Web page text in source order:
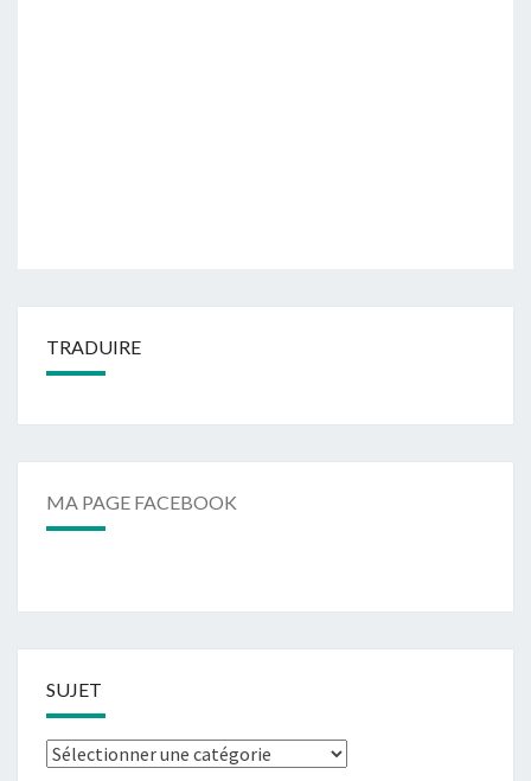
TRADUIRE
MA PAGE FACEBOOK
SUJET
Sujet